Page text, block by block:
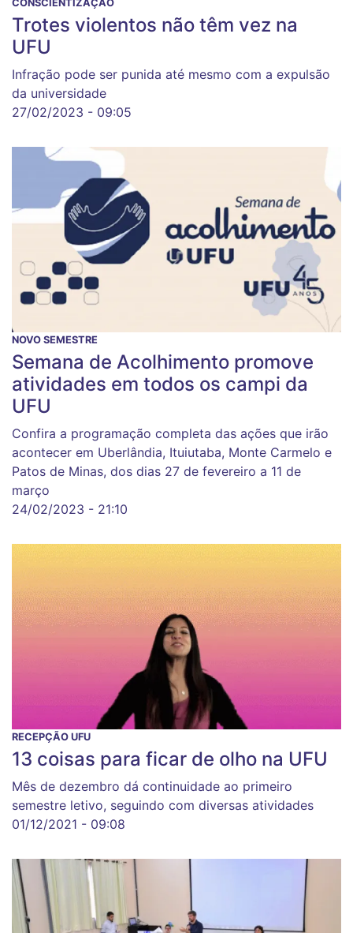
CONSCIENTIZAÇÃO
Trotes violentos não têm vez na
UFU
Infração pode ser punida até mesmo com a expulsão
da universidade
27/02/2023 - 09:05
NOVO SEMESTRE
Semana de Acolhimento promove
atividades em todos os campi da
UFU
Confira a programação completa das ações que irão
acontecer em Uberlândia, Ituiutaba, Monte Carmelo e
Patos de Minas, dos dias 27 de fevereiro a 11 de
março
24/02/2023 - 21:10
RECEPÇÃO UFU
13 coisas para ficar de olho na UFU
Mês de dezembro dá continuidade ao primeiro
semestre letivo, seguindo com diversas atividades
01/12/2021 - 09:08